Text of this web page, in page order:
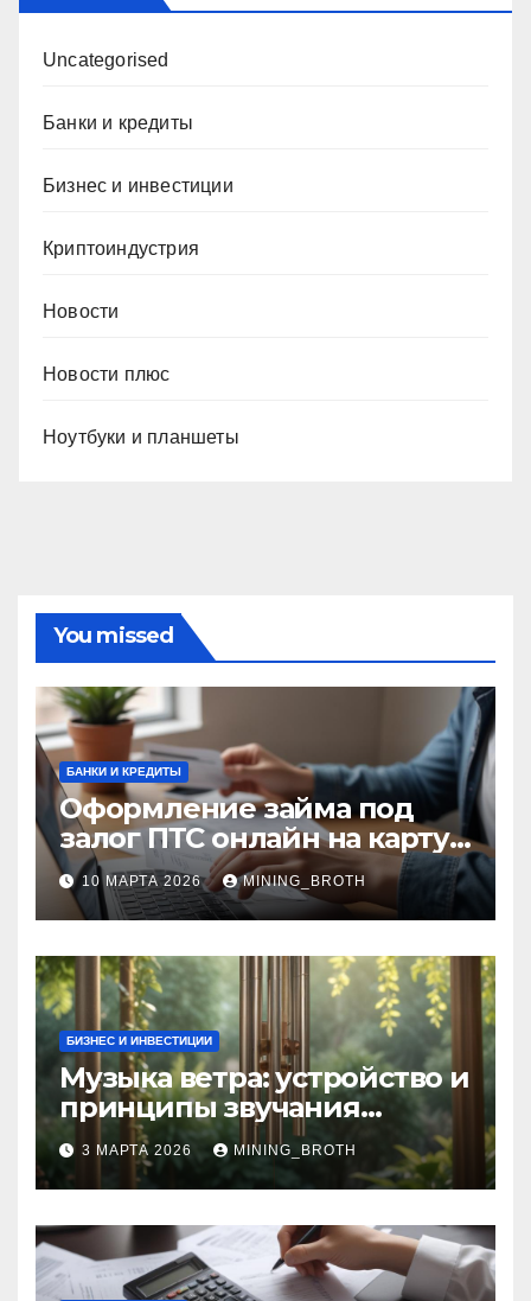
Uncategorised
Банки и кредиты
Бизнес и инвестиции
Криптоиндустрия
Новости
Новости плюс
Ноутбуки и планшеты
You missed
БАНКИ И КРЕДИТЫ
Оформление займа под
залог ПТС онлайн на карту
без визита в офис: порядок,
требования и документы
10 МАРТА 2026 MINING_BROTH
БИЗНЕС И ИНВЕСТИЦИИ
Музыка ветра: устройство и
принципы звучания
колокольчиков
3 МАРТА 2026 MINING_BROTH